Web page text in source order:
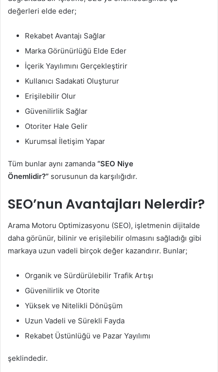
değerleri elde eder;
Rekabet Avantajı Sağlar
Marka Görünürlüğü Elde Eder
İçerik Yayılımını Gerçekleştirir
Kullanıcı Sadakati Oluşturur
Erişilebilir Olur
Güvenilirlik Sağlar
Otoriter Hale Gelir
Kurumsal İletişim Yapar
Tüm bunlar aynı zamanda “SEO Niye
Önemlidir?” sorusunun da karşılığıdır.
SEO’nun Avantajları Nelerdir?
Arama Motoru Optimizasyonu (SEO), işletmenin dijitalde
daha görünür, bilinir ve erişilebilir olmasını sağladığı gibi
markaya uzun vadeli birçok değer kazandırır. Bunlar;
Organik ve Sürdürülebilir Trafik Artışı
Güvenilirlik ve Otorite
Yüksek ve Nitelikli Dönüşüm
Uzun Vadeli ve Sürekli Fayda
Rekabet Üstünlüğü ve Pazar Yayılımı
şeklindedir.